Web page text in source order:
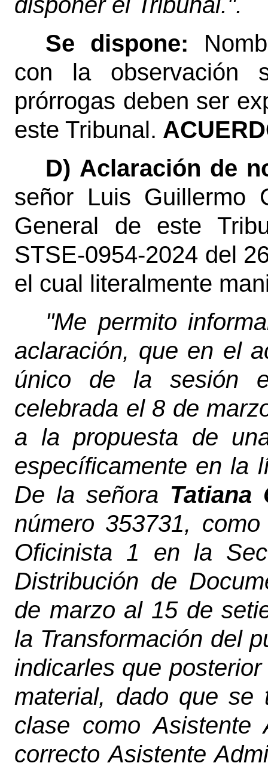
Se dispone:
con la observación
prórrogas deben ser
este Tribunal.
D) Aclaración de
señor Luis Guillermo
General de este
STSE-0954-2024 del
el cual literalmente
"Me permito
aclaración, que en el
único de la sesión
celebrada el 8 de
a la propuesta de
específicamente en la
De la señora Tatiana
número 353731,
Oficinista 1 en la
Distribución de
de marzo al 15 de
la Transformación del
indicarles que
material, dado que se
clase como Asistente
correcto Asistente